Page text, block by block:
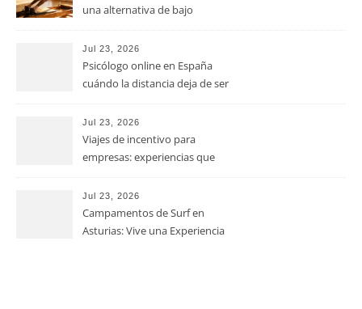
una alternativa de bajo
fuerza y movilidad
Jul 23, 2026
Psicólogo online en España
cuándo la distancia deja de ser
terapia
Jul 23, 2026
Viajes de incentivo para
empresas: experiencias que
la oficina
Jul 23, 2026
Campamentos de Surf en
Asturias: Vive una Experiencia